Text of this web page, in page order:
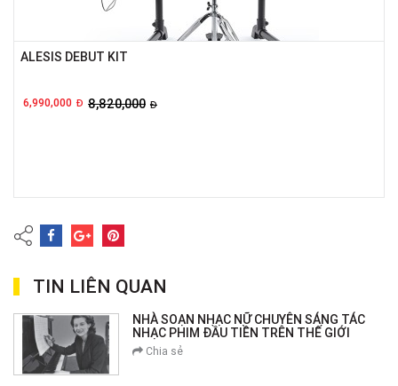
ALESIS DEBUT KIT
6,990,000 Đ 8,820,000 Đ
TIN LIÊN QUAN
NHÀ SOẠN NHẠC NỮ CHUYÊN SÁNG TÁC
NHẠC PHIM ĐẦU TIỀN TRÊN THẾ GIỚI
Chia sẻ